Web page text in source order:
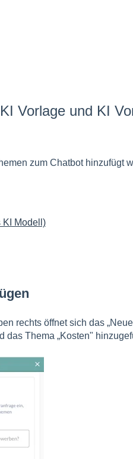
Vorlage und KI
zum Chatbot hinzufügt
KI Modell)
rechts öffnet sich das
das Thema „Kosten"